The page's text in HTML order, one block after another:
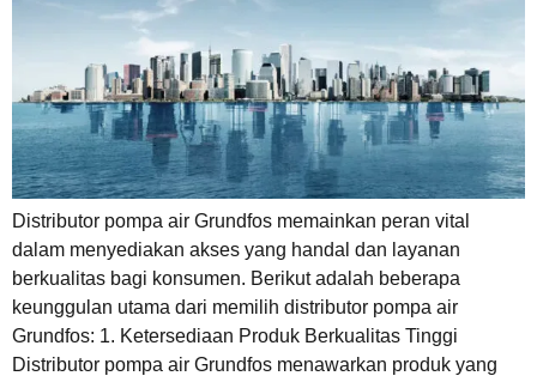
Distributor pompa air Grundfos memainkan peran vital
dalam menyediakan akses yang handal dan layanan
berkualitas bagi konsumen. Berikut adalah beberapa
keunggulan utama dari memilih distributor pompa air
Grundfos: 1. Ketersediaan Produk Berkualitas Tinggi
Distributor pompa air Grundfos menawarkan produk yang